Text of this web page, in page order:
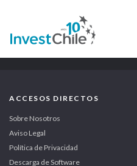
ACCESOS DIRECTOS
Sobre Nosotros
Aviso Legal
Política de Privacidad
Descarga de Software